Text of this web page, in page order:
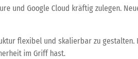
und Google Cloud kräftig zulegen.
flexibel und skalierbar zu gestalten.
im Griff hast.